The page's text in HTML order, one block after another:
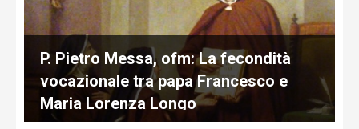
P. Pietro Messa, ofm: La fecondità
vocazionale tra papa Francesco e
Maria Lorenza Longo